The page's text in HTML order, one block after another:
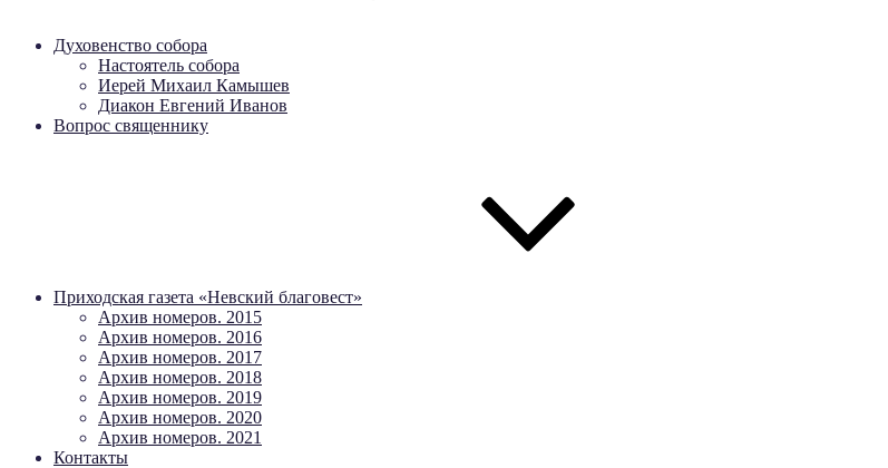
Духовенство собора
Настоятель собора
Иерей Михаил Камышев
Диакон Евгений Иванов
Вопрос священнику
Приходская газета «Невский благовест»
Архив номеров. 2015
Архив номеров. 2016
Архив номеров. 2017
Архив номеров. 2018
Архив номеров. 2019
Архив номеров. 2020
Архив номеров. 2021
Контакты